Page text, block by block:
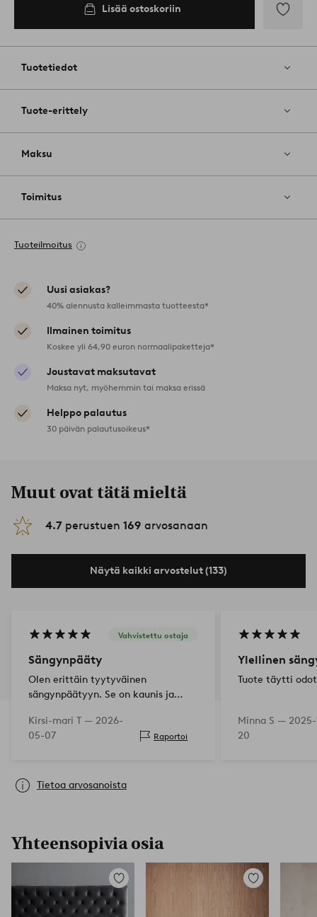
Lisää ostoskoriin
Tuotetiedot
Tuote-erittely
Maksu
Toimitus
Tuoteilmoitus
Uusi asiakas?
40% alennusta kalleimmasta tuotteesta*
Ilmainen toimitus
Koskee yli 64,90 euron normaalipaketteja*
Joustavat maksutavat
Maksa nyt, myöhemmin tai maksa erissä
Helppo palautus
30 päivän palautusoikeus*
Muut ovat tätä mieltä
4.7 perustuen 169 arvosanaan
Näytä kaikki arvostelut (133)
Vahvistettu ostaja
Sängynpääty
Olen erittäin tyytyväinen
sängynpäätyyn. Se on kaunis ja
Kirsi-mari T — 2026-
05-07
Raportoi
Ylellinen
Tuote täytti
Minna S — 2025-
20
Tietoa arvosanoista
Yhteensopivia osia
Lisää
suosikkeihin
Lisää